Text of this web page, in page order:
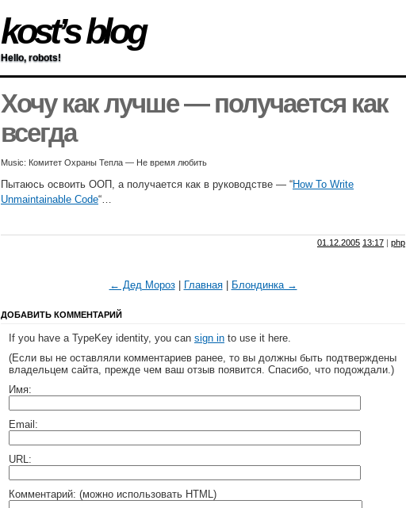
kost’s blog
Hello, robots!
Хочу как лучше — получается как
всегда
Music: Комитет Охраны Тепла — Не время любить
Пытаюсь освоить ООП, а получается как в руководстве — “How To Write
Unmaintainable Code“…
01.12.2005 13:17 | php
← Дед Мороз| Главная| Блондинка →
ДОБАВИТЬ КОММЕНТАРИЙ
If you have a TypeKey identity, you can sign in to use it here.
(Если вы не оставляли комментариев ранее, то вы должны быть подтверждены
владельцем сайта, прежде чем ваш отзыв появится. Спасибо, что подождали.)
Имя:
Email:
URL:
Комментарий: (можно использовать HTML)